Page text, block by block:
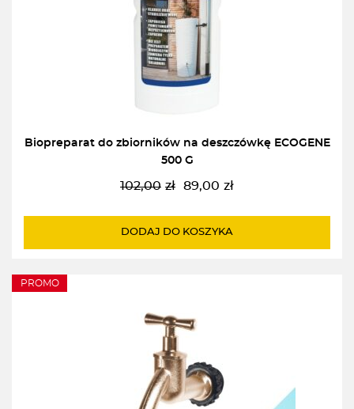
Biopreparat do zbiorników na deszczówkę ECOGENE
500 G
102,00 zł
Pierwotna
wynosiła:
89,00 zł
Aktualna
wynosi:
DODAJ DO KOSZYKA
PROMO